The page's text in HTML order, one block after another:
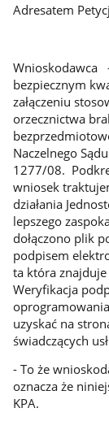
Adresatem
Wnioskodawca
bezpiecznym
załączeniu
orzecznictwa
Naczelnego
1277/08.
wniosek
działania
lepszego
dołączono plik
podpisem
ta która
Weryfikacja
uzyskać na
świadczących
- To że
oznacza że
KPA.